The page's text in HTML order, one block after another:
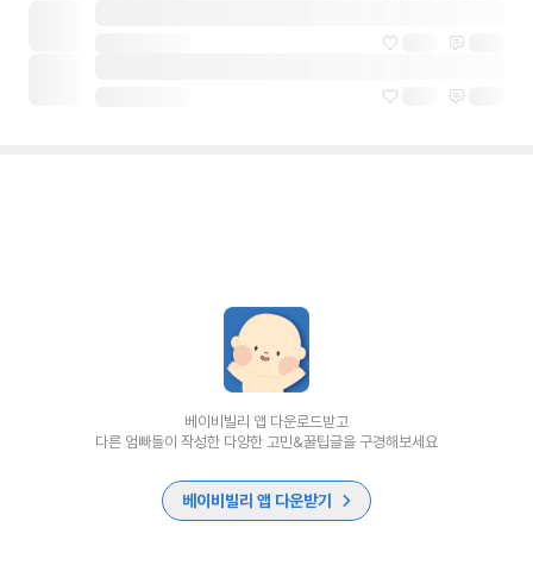
베이비빌리 앱 다운로드받고
다른 엄빠들이 작성한 다양한 고민&꿀팁글을 구경해보세요
베이비빌리 앱 다운받기